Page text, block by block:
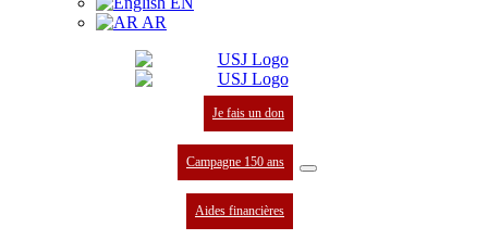
AR
Je fais un don
Campagne 150 ans
Aides financières